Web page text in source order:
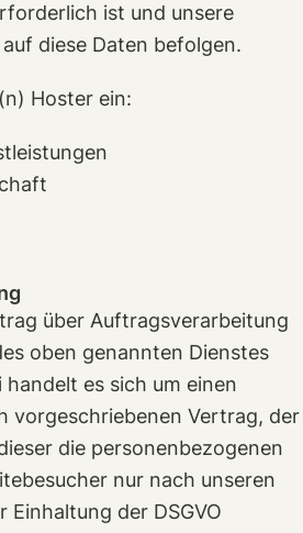
ist und unsere
diese Daten befolgen.
Hoster ein:
über Auftragsverarbeitung
oben genannten Dienstes
handelt es sich um einen
vorgeschriebenen Vertrag, der
die personenbezogenen
nur nach unseren
Einhaltung der DSGVO